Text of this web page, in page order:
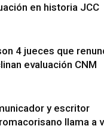
en historia JCC
4 jueces que
evaluación CNM
y escritor
llama a